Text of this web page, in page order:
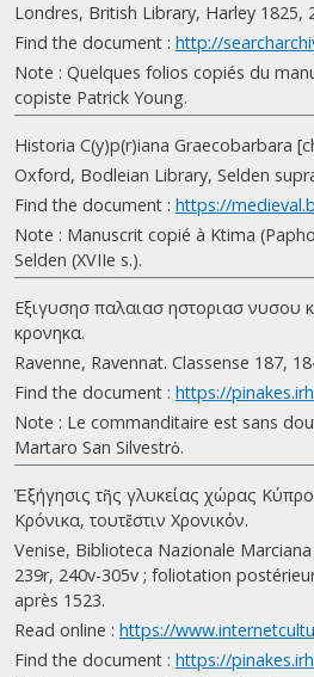
Londres, British Library, Harley 1825,
Find the document : http://
Note : Quelques folios copiés du
copiste Patrick Young.
Historia C(y)p(r)iana Graecobarbara
Oxford, Bodleian Library, Selden
Find the document : https://
Note : Manuscrit copié à Ktima
Selden (XVIIe s.).
Εξιγυσησ παλαιασ ηστοριασ νυσου
κρονηκα.
Ravenne, Ravennat. Classense 187,
Find the document : https://
Note : Le commanditaire est sans
Martaro San Silvestrὁ.
Ἐξήγησις τῆς γλυκείας χώρας
Κρόνικα, τουτἔστιν Χρονικόν.
Venise, Biblioteca Nazionale
239r, 240v-305v ; foliotation
après 1523.
Read online : https://
Find the document : https://